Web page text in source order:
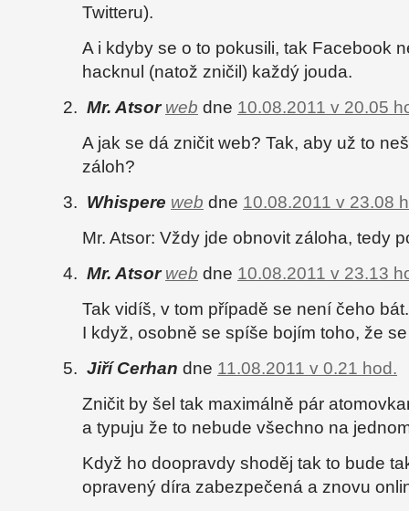
Twitteru).
A i kdyby se o to pokusili, tak Facebook
hacknul (natož zničil) každý jouda.
Mr. Atsor web dne 10.08.2011 v 20.05
A jak se dá zničit web? Tak, aby už to
záloh?
Whispere web dne 10.08.2011 v 23.08
Mr. Atsor: Vždy jde obnovit záloha, tedy
Mr. Atsor web dne 10.08.2011 v 23.13
Tak vidíš, v tom případě se není čeho bát.
I když, osobně se spíše bojím toho, že
Jiří Cerhan dne 11.08.2011 v 0.21 hod.
Zničit by šel tak maximálně pár
a typuju že to nebude všechno na
Když ho doopravdy shoděj tak to bude
opravený díra zabezpečená a znovu